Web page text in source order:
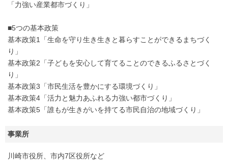
「力強い産業都市づくり」
■5つの基本政策
基本政策1「生命を守り生き生きと暮らすことができるまちづく
り」
基本政策2「子どもを安心して育てることのできるふるさとづく
り」
基本政策3「市民生活を豊かにする環境づくり」
基本政策4「活力と魅力あふれる力強い都市づくり」
基本政策5「誰もが生きがいを持てる市民自治の地域づくり」
事業所
川崎市役所、市内7区役所など